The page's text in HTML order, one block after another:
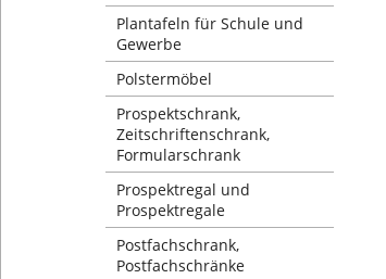
Plantafeln für Schule und
Gewerbe
Polstermöbel
Prospektschrank,
Zeitschriftenschrank,
Formularschrank
Prospektregal und
Prospektregale
Postfachschrank,
Postfachschränke